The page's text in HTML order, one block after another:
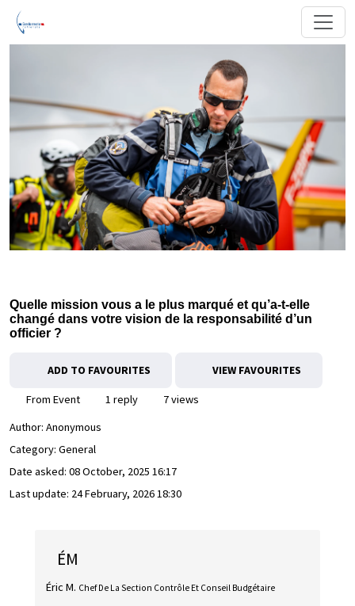
Quelle mission vous a le plus marqué et qu’a-t-elle
changé dans votre vision de la responsabilité d’un
officier ?
ADD TO FAVOURITES VIEW FAVOURITES
From Event 1 reply
7 views
Author: Anonymous
Category: General
Date asked: 08 October, 2025 16:17
Last update: 24 February, 2026 18:30
ÉM
Éric M. Chef De La Section Contrôle Et Conseil Budgétaire